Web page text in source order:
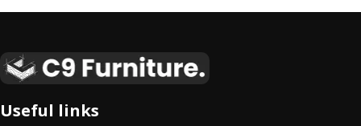
เหนือระดับ
เฟอร์นิเจอร์ไม้ไม่ใช่เพียงของตกแต่ง แต่เป็นงานศิลปะที่สะท้อนถึงรสนิยมและ
Useful links